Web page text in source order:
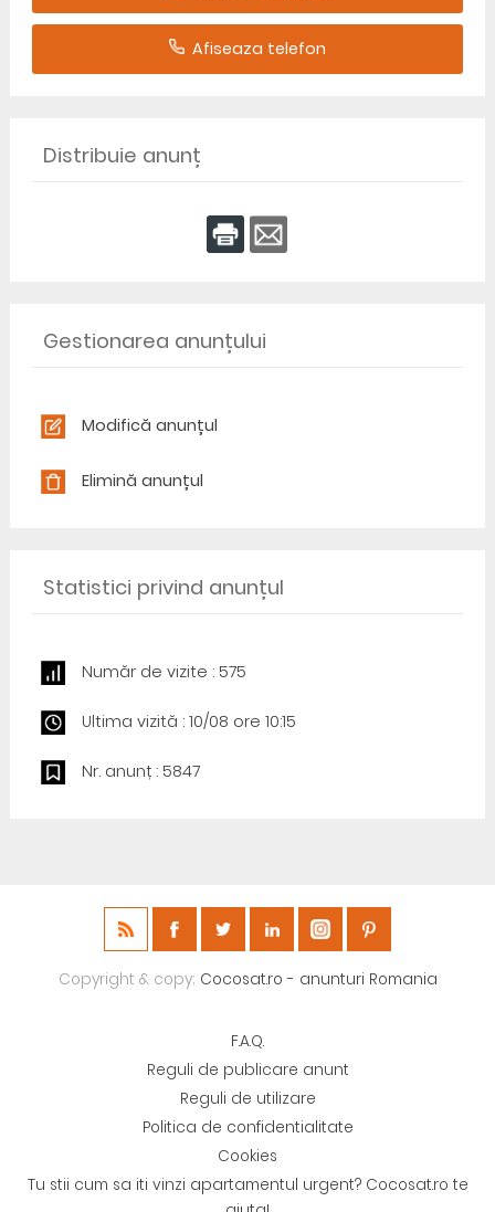
Afiseaza telefon
Distribuie anunț
Gestionarea anunțului
Modifică anunțul
Elimină anunțul
Statistici privind anunțul
Număr de vizite : 575
Ultima vizită : 10/08 ore 10:15
Nr. anunț : 5847
Copyright & copy; Cocosat.ro - anunturi Romania
F.A.Q.
Reguli de publicare anunt
Reguli de utilizare
Politica de confidentialitate
Cookies
Tu stii cum sa iti vinzi apartamentul urgent? Cocosat.ro te